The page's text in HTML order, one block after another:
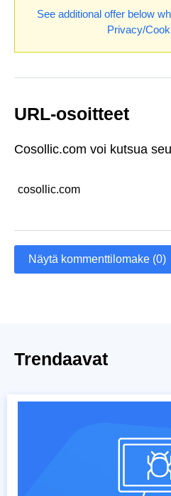
See additional offer below
Privacy/
URL-osoitteet
Cosollic.com voi kutsua
cosollic.com
Näytä kommenttilomake (0)
Trendaavat